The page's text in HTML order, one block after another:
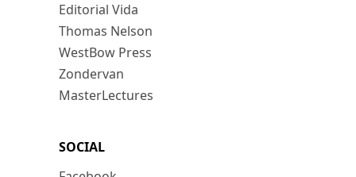
Editorial Vida
Thomas Nelson
WestBow Press
Zondervan
MasterLectures
SOCIAL